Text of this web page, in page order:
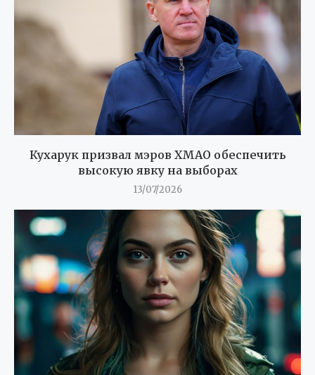
Кухарук призвал мэров ХМАО обеспечить
высокую явку на выборах
13/07/2026